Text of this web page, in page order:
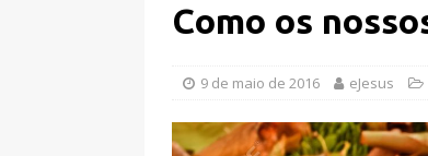
Como os
9 de maio de 2016 eJesus